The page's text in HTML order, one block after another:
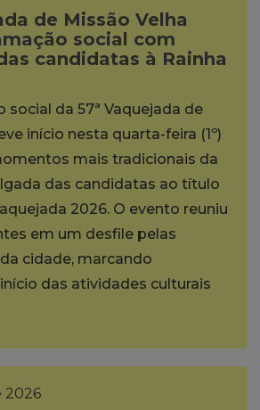
de Missão Velha
social com
candidatas à Rainha
social da 57ª Vaquejada de
início nesta quarta-feira (1º)
mais tradicionais da
das candidatas ao título
2026. O evento reuniu
em um desfile pelas
cidade, marcando
das atividades culturais
2026